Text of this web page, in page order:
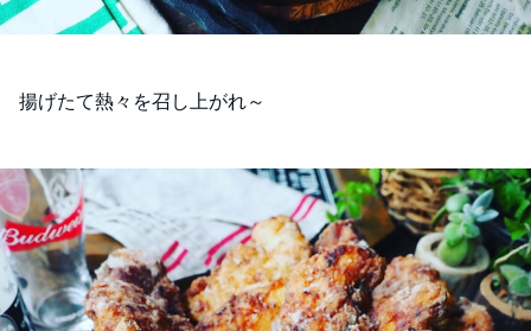
揚げたて熱々を召し上がれ～